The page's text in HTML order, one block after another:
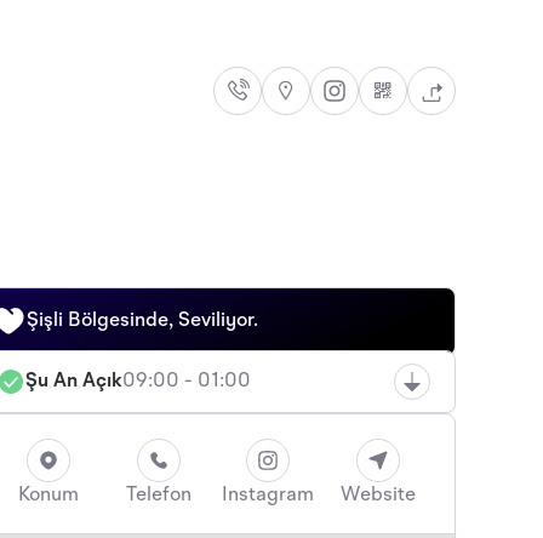
Şişli Bölgesinde, Seviliyor.
Şu An Açık09:00 - 01:00
Konum Telefon Instagram Website